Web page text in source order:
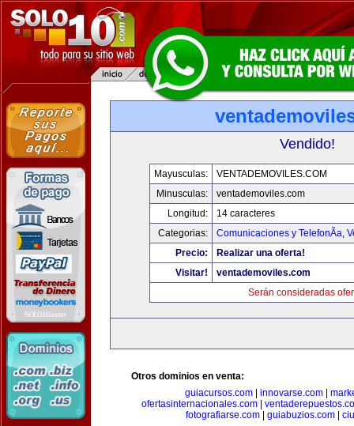
Vendido!
Mayusculas:
VENTADEMOVILES.COM
Minusculas:
ventademoviles.com
Longitud:
14 caracteres
Categorias:
Comunicaciones y TelefonÃ­a,
Precio:
Realizar una oferta!
Visitar!
ventademoviles.com
Serán consideradas
Otros dominios en venta:
guiacursos.com| innovarse.com|
ofertasinternacionales.com|
fotografiarse.com| guiabuzios.com|